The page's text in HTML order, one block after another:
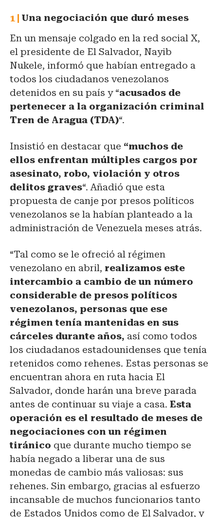
Una negociación que duró meses
En un mensaje colgado en la red social X,
el presidente de El Salvador, Nayib
Nukele, informó que habían entregado a
todos los ciudadanos venezolanos
detenidos en su país y “acusados de
pertenecer a la organización criminal
Tren de Aragua (TDA)“.
Insistió en destacar que “muchos de
ellos enfrentan múltiples cargos por
asesinato, robo, violación y otros
delitos graves“. Añadió que esta
propuesta de canje por presos políticos
venezolanos se la habían planteado a la
administración de Venezuela meses atrás.
“Tal como se le ofreció al régimen
venezolano en abril, realizamos este
intercambio a cambio de un número
considerable de presos políticos
venezolanos, personas que ese
régimen tenía mantenidas en sus
cárceles durante años, así como todos
los ciudadanos estadounidenses que tenía
retenidos como rehenes. Estas personas se
encuentran ahora en ruta hacia El
Salvador, donde harán una breve parada
antes de continuar su viaje a casa. Esta
operación es el resultado de meses de
negociaciones con un régimen
tiránico que durante mucho tiempo se
había negado a liberar una de sus
monedas de cambio más valiosas: sus
rehenes. Sin embargo, gracias al esfuerzo
incansable de muchos funcionarios tanto
de Estados Unidos como de El Salvador, y